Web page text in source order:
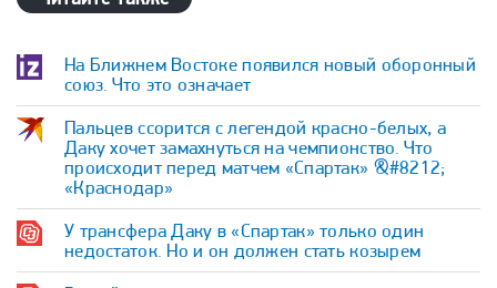
На Ближнем Востоке появился новый оборонный
союз. Что это означает
Пальцев ссорится с легендой красно-белых, а
Даку хочет замахнуться на чемпионство. Что
происходит перед матчем «Спартак» &#8212;
«Краснодар»
У трансфера Даку в «Спартак» только один
недостаток. Но и он должен стать козырем